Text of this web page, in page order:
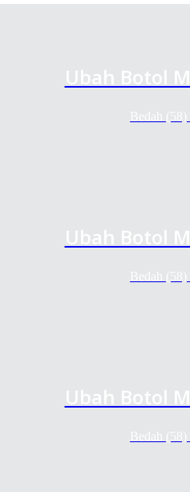
Ubah Botol
Bedah
Ubah Botol
Bedah
Ubah Botol
Bedah